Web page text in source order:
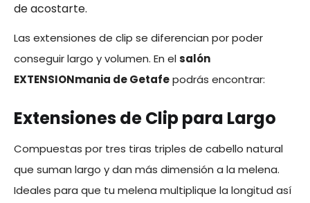
de acostarte.
Las extensiones de clip se diferencian por poder
conseguir largo y volumen. En elsalón
EXTENSIONmania de Getafepodrás encontrar:
Extensiones de Clip para Largo
Compuestas por tres tiras triples de cabello natural
que suman largo y dan más dimensión a la melena.
Ideales para que tu melena multiplique la longitud así